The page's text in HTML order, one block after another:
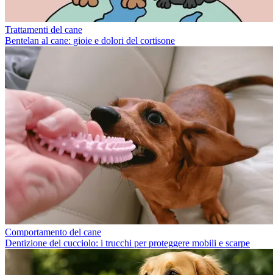
Trattamenti del cane
Bentelan al cane: gioie e dolori del cortisone
Comportamento del cane
Dentizione del cucciolo: i trucchi per proteggere mobili e scarpe